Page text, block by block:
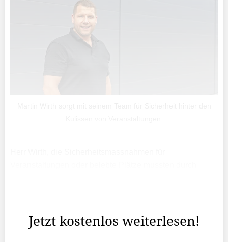
Jetzt kostenlos weiterlesen!